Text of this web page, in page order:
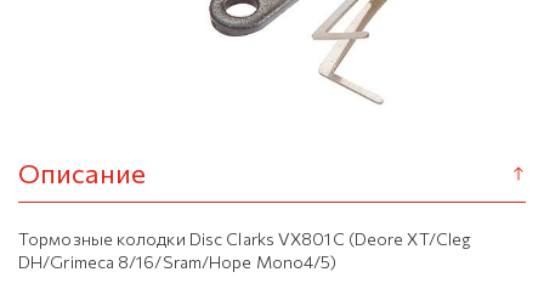
Описание
Тормозные колодки Disc Clarks VX801C (Deore XT/Cleg
DH/Grimeca 8/16/Sram/Hope Mono4/5)